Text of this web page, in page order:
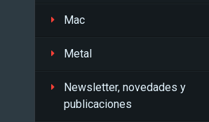
Mac
Metal
Newsletter, novedades y
publicaciones